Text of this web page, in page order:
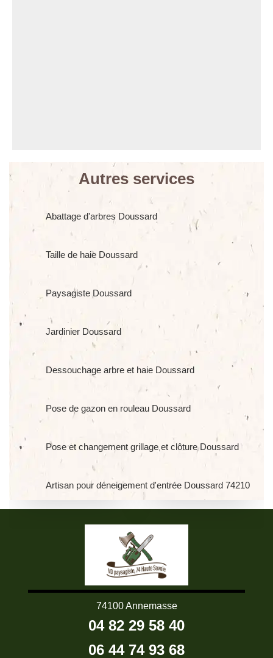
Autres services
Abattage d'arbres Doussard
Taille de haie Doussard
Paysagiste Doussard
Jardinier Doussard
Dessouchage arbre et haie Doussard
Pose de gazon en rouleau Doussard
Pose et changement grillage et clôture Doussard
Artisan pour déneigement d'entrée Doussard 74210
74100 Annemasse
04 82 29 58 40
06 44 74 93 68